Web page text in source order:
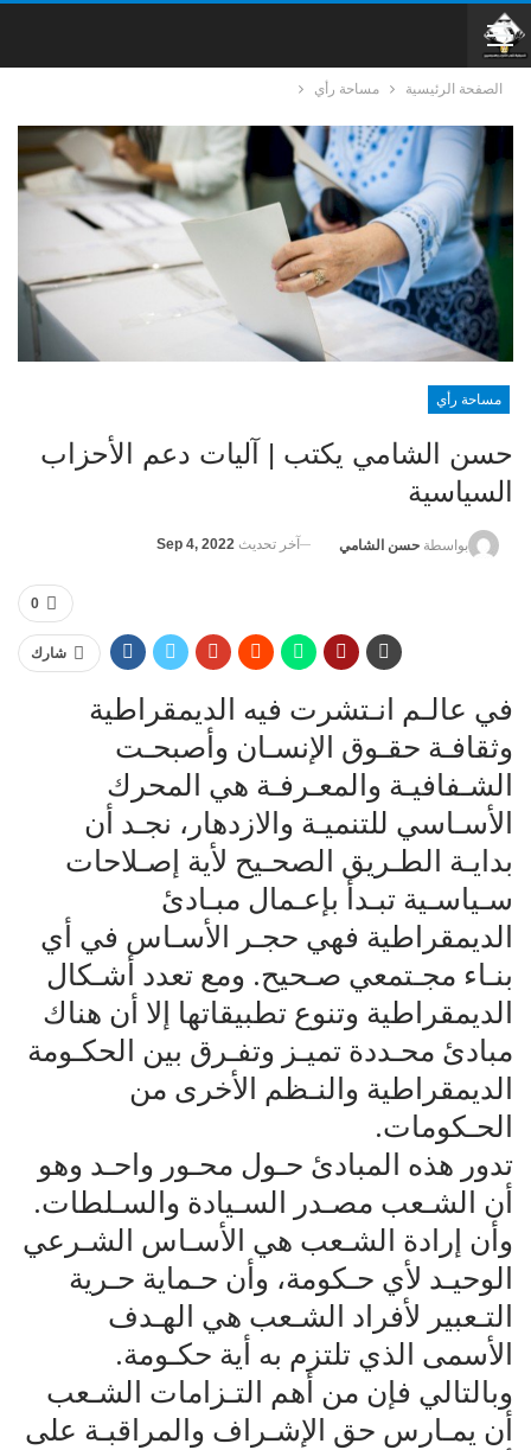
الصفحة الرئيسية مساحة رأي
مساحة رأي
حسن الشامي يكتب | آليات دعم الأحزاب
السياسية
بواسطة حسن الشامي آخر تحديث Sep 4, 2022
0
شارك
في عالـم انـتشرت فيه الديمقراطية
وثقافـة حقـوق الإنسـان وأصبحـت
الشـفافيـة والمعـرفـة هي المحرك
الأسـاسي للتنميـة والازدهار، نجـد أن
بدايـة الطـريق الصحـيح لأية إصـلاحات
سـياسـية تبـدأ بإعـمال مبـادئ
الديمقراطية فهي حجـر الأسـاس في أي
بنـاء مجـتمعي صـحيح. ومع تعدد أشـكال
الديمقراطية وتنوع تطبيقاتها إلا أن هناك
مبادئ محـددة تميـز وتفـرق بين الحكـومة
الديمقراطية والنـظم الأخرى من
الحـكومات.
تدور هذه المبادئ حـول محـور واحـد وهو
أن الشـعب مصـدر السـيادة والسـلطات.
وأن إرادة الشـعب هي الأسـاس الشـرعي
الوحيـد لأي حـكومة، وأن حـماية حـرية
التـعبير لأفراد الشـعب هي الهـدف
الأسمى الذي تلتزم به أية حكـومة.
وبالتالي فإن من أهم التـزامات الشـعب
أن يمـارس حق الإشـراف والمراقبـة على